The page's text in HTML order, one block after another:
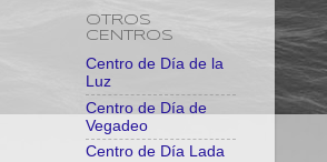
OTROS
CENTROS
Centro de Día de la
Luz
Centro de Día de
Vegadeo
Centro de Día Lada